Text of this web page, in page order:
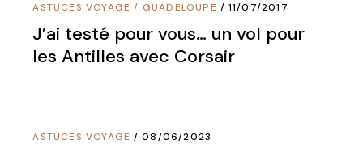
ASTUCES VOYAGE / GUADELOUPE 11/07/2017
J’ai testé pour vous… un vol pour
les Antilles avec Corsair
ASTUCES VOYAGE 08/06/2023